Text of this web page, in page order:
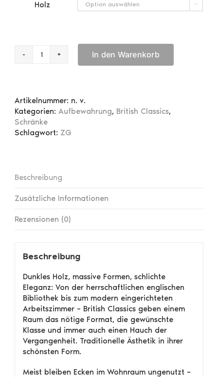
Holz 
Eckschrank
Menge
In den Warenkorb
Artikelnummer: n. v.
Kategorien: Aufbewahrung, British Classics,
Schränke
Schlagwort: ZG
Beschreibung
Zusätzliche Informationen
Rezensionen (0)
Beschreibung
Dunkles Holz, massive Formen, schlichte
Eleganz: Von der herrschaftlichen englischen
Bibliothek bis zum modern eingerichteten
Arbeitszimmer – British Classics geben einem
Raum das nötige Format, die gewünschte
Klasse und immer auch einen Hauch der
Vergangenheit. Traditionelle Ästhetik in ihrer
schönsten Form.
Meist bleiben Ecken im Wohnraum ungenutzt –